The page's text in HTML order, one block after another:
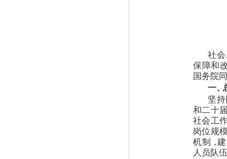
社
保障和
国务院
一、
坚
和二十
社会工
岗位规
机制 ，
人员队